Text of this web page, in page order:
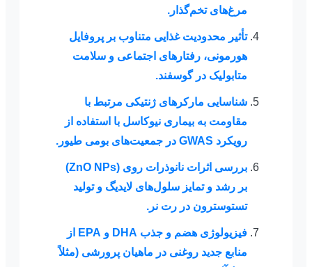
مرغ‌های تخم‌گذار.
تأثیر محدودیت غذایی متناوب بر پروفایل
هورمونی، رفتارهای اجتماعی و سلامت
متابولیک در گوسفند.
شناسایی مارکرهای ژنتیکی مرتبط با
مقاومت به بیماری نیوکاسل با استفاده از
رویکرد GWAS در جمعیت‌های بومی طیور.
بررسی اثرات نانوذرات روی (ZnO NPs
)
بر رشد و تمایز سلول‌های لایدیگ و تولید
تستوسترون در رت نر.
فیزیولوژی هضم و جذب DHA و EPA
از
منابع جدید روغنی در ماهیان پرورشی (مثلاً